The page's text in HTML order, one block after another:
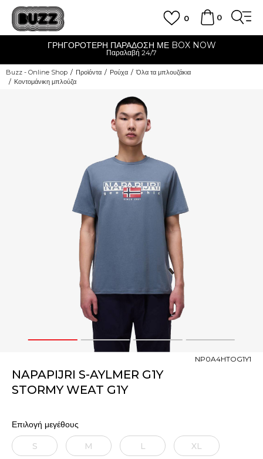
0
0
ΓΡΗΓΟΡΟΤΕΡΗ ΠΑΡΑΔΟΣΗ ΜΕ BOX NOW
Παραλαβή 24/7
Buzz - Online Shop Προϊόντα Ρούχα
Όλα τα μπλουζάκια
Κοντομάνικη μπλούζα
1 2 3 4
NAPAPIJRI S-AYLMER G1Y
STORMY WEAT G1Y
NP0A4HTOG1Y1
Επιλογή μεγέθους
S M L XL